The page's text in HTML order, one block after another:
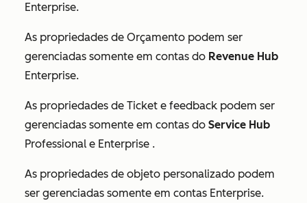
Enterprise.
As propriedades de Orçamento podem ser
gerenciadas somente em contas do Revenue Hub
Enterprise.
As propriedades de Ticket e feedback podem ser
gerenciadas somente em contas do Service Hub
Professional e Enterprise .
As propriedades de objeto personalizado podem
ser gerenciadas somente em contas Enterprise.